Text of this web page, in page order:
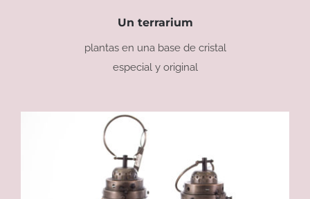
Un terrarium
plantas en una base de cristal
especial y original